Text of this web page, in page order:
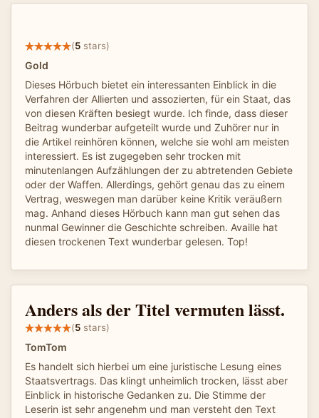
(5 stars)
Gold
Dieses Hörbuch bietet ein interessanten Einblick in die
Verfahren der Allierten und assozierten, für ein Staat, das
von diesen Kräften besiegt wurde. Ich finde, dass dieser
Beitrag wunderbar aufgeteilt wurde und Zuhörer nur in
die Artikel reinhören können, welche sie wohl am meisten
interessiert. Es ist zugegeben sehr trocken mit
minutenlangen Aufzählungen der zu abtretenden Gebiete
oder der Waffen. Allerdings, gehört genau das zu einem
Vertrag, weswegen man darüber keine Kritik veräußern
mag. Anhand dieses Hörbuch kann man gut sehen das
nunmal Gewinner die Geschichte schreiben. Availle hat
diesen trockenen Text wunderbar gelesen. Top!
Anders als der Titel vermuten lässt.
(5 stars)
TomTom
Es handelt sich hierbei um eine juristische Lesung eines
Staatsvertrags. Das klingt unheimlich trocken, lässt aber
Einblick in historische Gedanken zu. Die Stimme der
Leserin ist sehr angenehm und man versteht den Text